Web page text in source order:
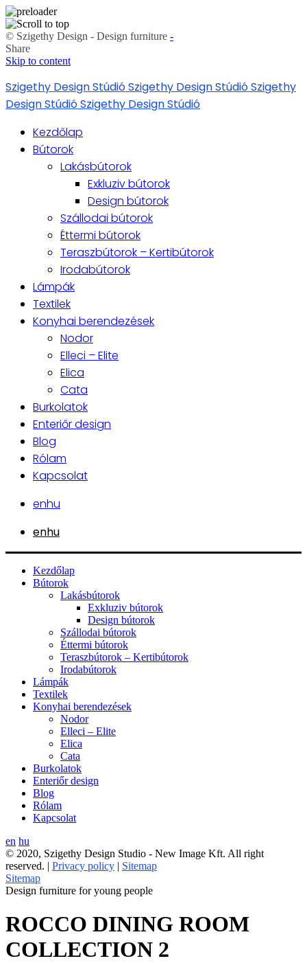
© Szigethy Design - Design furniture -
Share
Skip to content
Szigethy Design StúdióSzigethy Design StúdióSzigethy
Design StúdióSzigethy Design Stúdió
Kezdőlap
Bútorok
Lakásbútorok
Exkluziv bútorok
Design bútorok
Szállodai bútorok
Éttermi bútorok
Teraszbútorok – Kertibútorok
Irodabútorok
Lámpák
Textilek
Konyhai berendezések
Nodor
Elleci – Elite
Elica
Cata
Burkolatok
Enteriőr design
Blog
Rólam
Kapcsolat
enhu
enhu
Kezdőlap
Bútorok
Lakásbútorok
Exkluziv bútorok
Design bútorok
Szállodai bútorok
Éttermi bútorok
Teraszbútorok – Kertibútorok
Irodabútorok
Lámpák
Textilek
Konyhai berendezések
Nodor
Elleci – Elite
Elica
Cata
Burkolatok
Enteriőr design
Blog
Rólam
Kapcsolat
en hu
© 2020, Szigethy Design Studio - New Image Kft. All right
reserved. | Privacy policy | Sitemap
Sitemap
Design furniture for young people
ROCCO DINING ROOM
COLLECTION 2